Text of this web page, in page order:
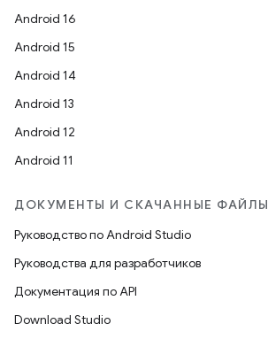
Android 16
Android 15
Android 14
Android 13
Android 12
Android 11
ДОКУМЕНТЫ И СКАЧАННЫЕ ФАЙЛЫ
Руководство по Android Studio
Руководства для разработчиков
Документация по API
Download Studio